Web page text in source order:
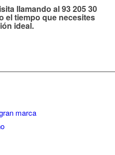
llamando al 93 205 30
el tiempo que necesites
ideal.
marca